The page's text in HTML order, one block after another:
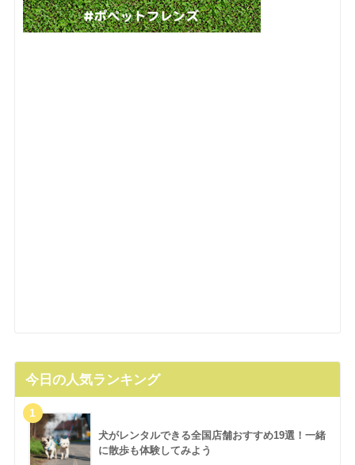
今日の人気ランキング
犬がレンタルできる全国店舗おすすめ19選！一緒
に散歩も体験してみよう